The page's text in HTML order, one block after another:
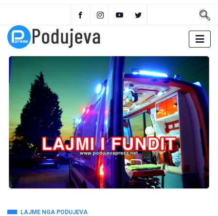
LAJME NGA PODUJEVA